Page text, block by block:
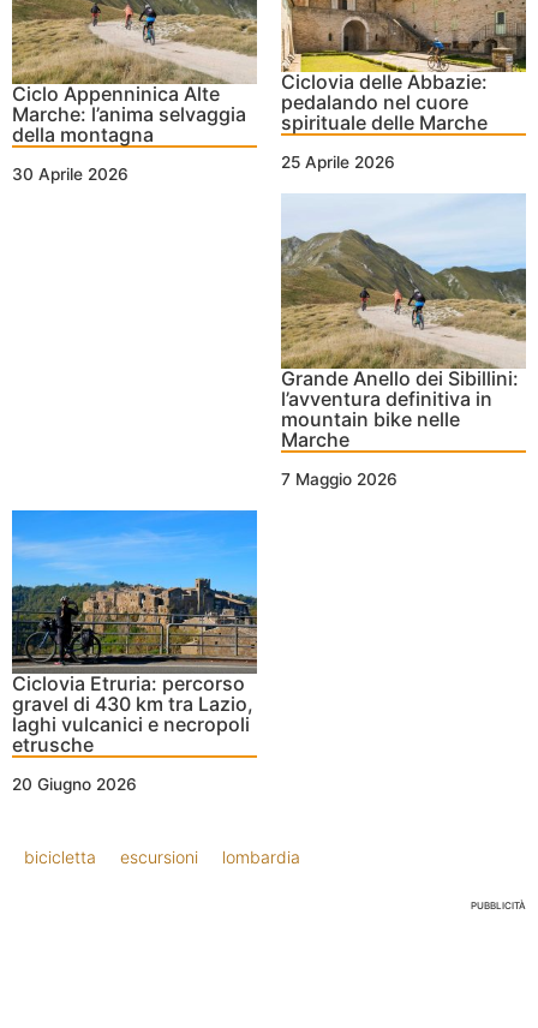
Ciclo Appenninica Alte
Marche: l’anima selvaggia
della montagna
30 Aprile 2026
Ciclovia delle Abbazie:
pedalando nel cuore
spirituale delle Marche
25 Aprile 2026
Grande Anello dei Sibillini:
l’avventura definitiva in
mountain bike nelle
Marche
7 Maggio 2026
Ciclovia Etruria: percorso
gravel di 430 km tra Lazio,
laghi vulcanici e necropoli
etrusche
20 Giugno 2026
bicicletta escursioni lombardia
PUBBLICITÀ